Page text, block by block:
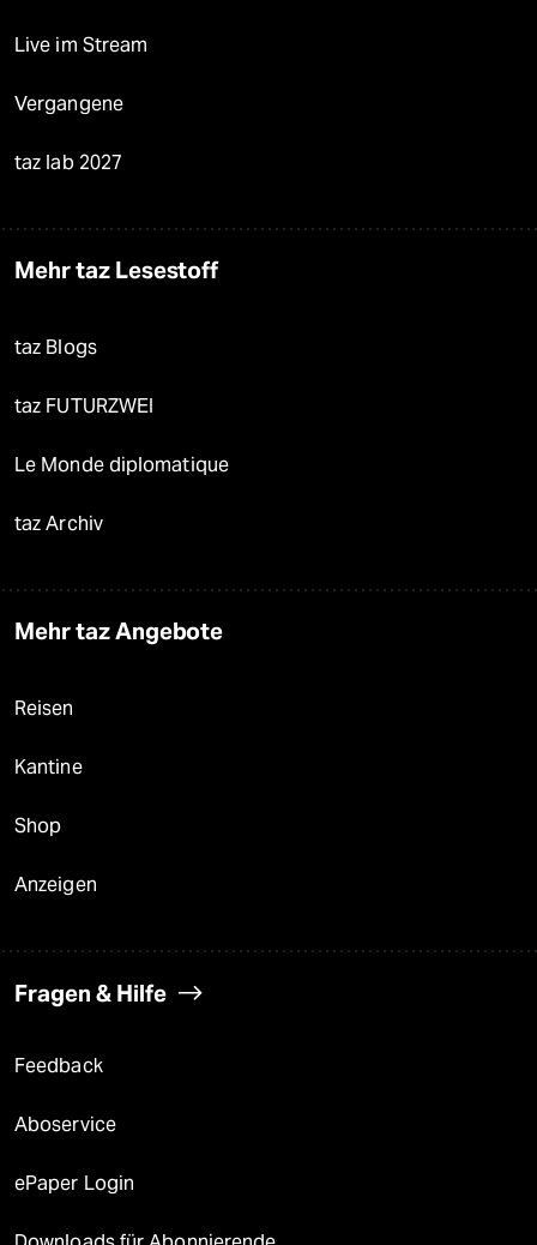
Live im Stream
Vergangene
taz lab 2027
Mehr taz Lesestoff
taz Blogs
taz FUTURZWEI
Le Monde diplomatique
taz Archiv
Mehr taz Angebote
Reisen
Kantine
Shop
Anzeigen
Fragen & Hilfe
Feedback
Aboservice
ePaper Login